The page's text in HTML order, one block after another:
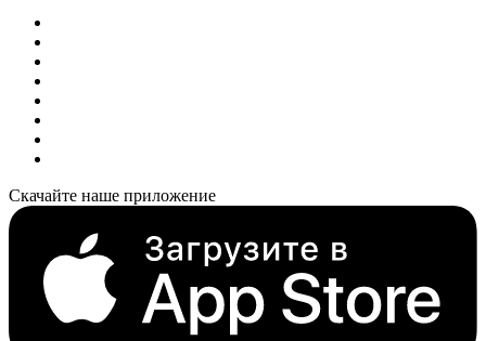
Скачайте наше приложение